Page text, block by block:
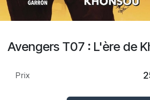
Avengers T07 : L'ère de
Prix